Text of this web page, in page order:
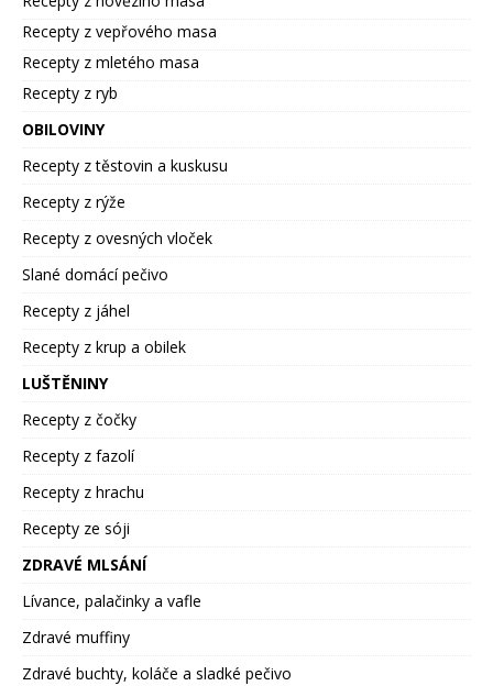
Recepty z vepřového masa
Recepty z mletého masa
Recepty z ryb
OBILOVINY
Recepty z těstovin a kuskusu
Recepty z rýže
Recepty z ovesných vloček
Slané domácí pečivo
Recepty z jáhel
Recepty z krup a obilek
LUŠTĚNINY
Recepty z čočky
Recepty z fazolí
Recepty z hrachu
Recepty ze sóji
ZDRAVÉ MLSÁNÍ
Lívance, palačinky a vafle
Zdravé muffiny
Zdravé buchty, koláče a sladké pečivo